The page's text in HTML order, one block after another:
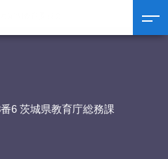
定例教育委員会
6 茨城県教育庁総務課